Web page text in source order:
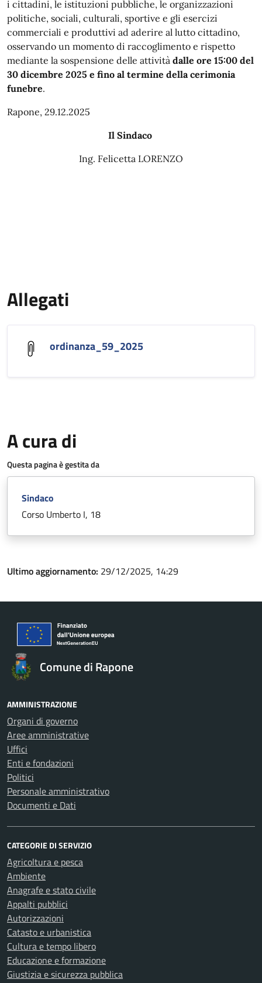
i cittadini, le istituzioni pubbliche, le organizzazioni
politiche, sociali, culturali, sportive e gli esercizi
commerciali e produttivi ad aderire al lutto cittadino,
osservando un momento di raccoglimento e rispetto
mediante la sospensione delle attività dalle ore 15:00 del
30 dicembre 2025 e fino al termine della cerimonia
funebre.
Rapone, 29.12.2025
Il Sindaco
Ing. Felicetta LORENZO
Allegati
ordinanza_59_2025
A cura di
Questa pagina è gestita da
Sindaco
Corso Umberto I, 18
Ultimo aggiornamento: 29/12/2025, 14:29
Comune di Rapone
AMMINISTRAZIONE
Organi di governo
Aree amministrative
Uffici
Enti e fondazioni
Politici
Personale amministrativo
Documenti e Dati
CATEGORIE DI SERVIZIO
Agricoltura e pesca
Ambiente
Anagrafe e stato civile
Appalti pubblici
Autorizzazioni
Catasto e urbanistica
Cultura e tempo libero
Educazione e formazione
Giustizia e sicurezza pubblica